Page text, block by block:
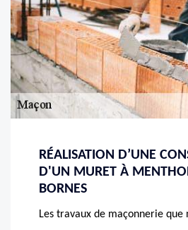
RÉALISATION D’UNE
D'UN MURET À
BORNES
Les travaux de maçonnerie que